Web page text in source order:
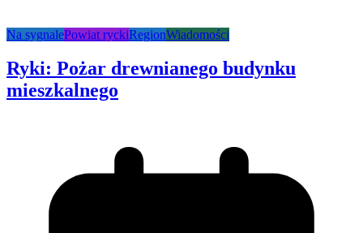
Na sygnalePowiat ryckiRegionWiadomości
Ryki: Pożar drewnianego budynku
mieszkalnego